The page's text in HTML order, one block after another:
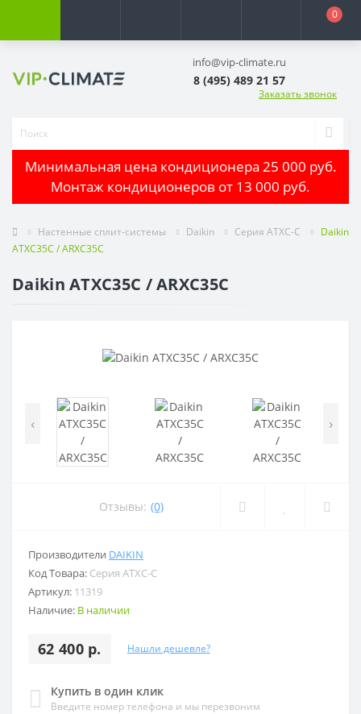
0
info@vip-climate.ru
8 (495) 489 21 57
Заказать звонок
Минимальная цена кондиционера 25 000 руб.
Монтаж кондиционеров от 13 000 руб.
Настенные сплит-системы Daikin Серия ATXC-C
Daikin
ATXC35С / ARXC35С
Daikin ATXC35С / ARXC35С
‹ ›
Отзывы: (0)
Производители DAIKIN
Код Товара: Серия ATXC-C
Артикул: 11319
Наличие: В наличии
62 400 р. Нашли дешевле?
Купить в один клик
Введите номер телефона и мы перезвоним